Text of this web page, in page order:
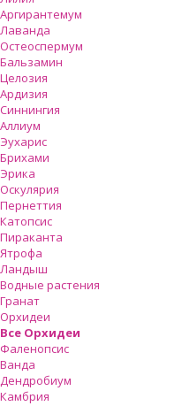
Аргирантемум
Лаванда
Остеоспермум
Бальзамин
Целозия
Ардизия
Синнингия
Аллиум
Эухарис
Брихами
Эрика
Оскулярия
Пернеттия
Катопсис
Пираканта
Ятрофа
Ландыш
Водные растения
Гранат
Орхидеи
Все Орхидеи
Фаленопсис
Ванда
Дендробиум
Камбрия